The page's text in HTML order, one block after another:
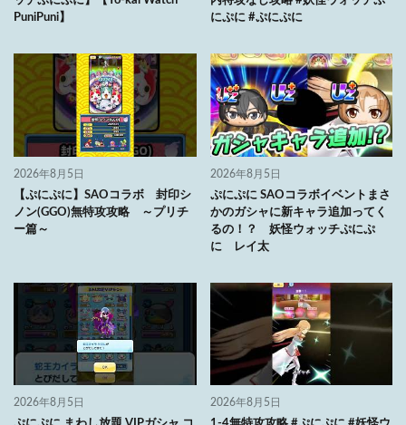
PuniPuni】
にぷに #ぷにぷに
2026年8月5日
【ぷにぷに】SAOコラボ 封印シ
ノン(GGO)無特攻攻略 ～プリチ
ー篇～
2026年8月5日
ぷにぷに SAOコラボイベントまさ
かのガシャに新キャラ追加ってく
るの！？ 妖怪ウォッチぷにぷ
に レイ太
2026年8月5日 2026年8月5日